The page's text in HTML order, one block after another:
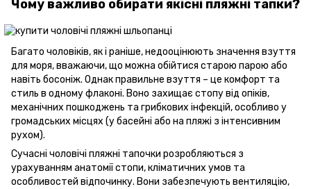
Чому важливо обирати якісні пляжні тапки?
Багато чоловіків, як і раніше, недооцінюють значення взуття
для моря, вважаючи, що можна обійтися старою парою або
навіть босоніж. Однак правильне взуття – це комфорт та
стиль в одному флаконі. Воно захищає стопу від опіків,
механічних пошкоджень та грибкових інфекцій, особливо у
громадських місцях (у басейні або на пляжі з інтенсивним
рухом).
Сучасні чоловічі пляжні тапочки розробляються з
урахуванням анатомії стопи, кліматичних умов та
особливостей відпочинку. Вони забезпечують вентиляцію,